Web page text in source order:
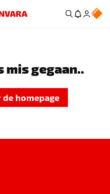
mis gegaan..
de homepage